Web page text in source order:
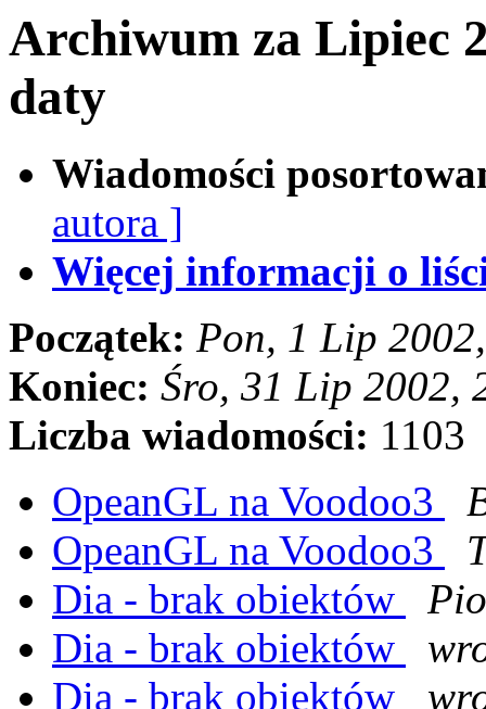
Archiwum za Lipiec
daty
Wiadomości
autora ]
Więcej informacji o
Początek: Pon, 1 Lip
Koniec: Śro, 31 Lip 2002,
Liczba wiadomości: 1103
OpeanGL na Voodoo3
OpeanGL na Voodoo3
Dia - brak obiektów
Dia - brak obiektów
Dia - brak obiektów